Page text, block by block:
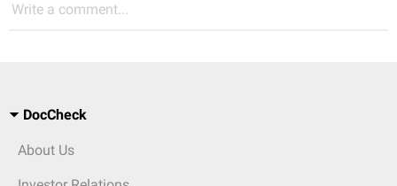
Write a comment...
DocCheck
About Us